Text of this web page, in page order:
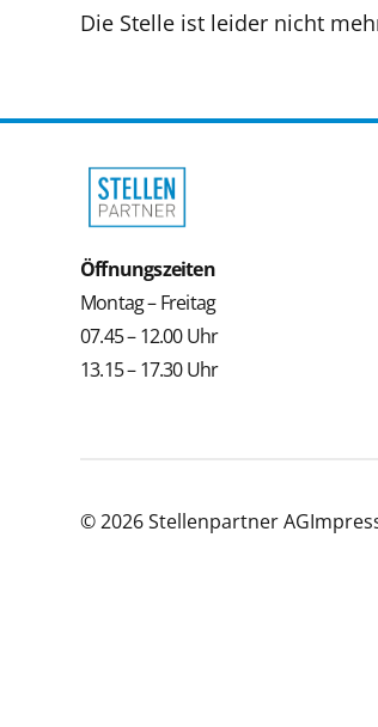
Die Stelle ist leider nicht
Öffnungszeiten
Montag – Freitag
07.45 – 12.00 Uhr
13.15 – 17.30 Uhr
© 2026 Stellenpartner AG